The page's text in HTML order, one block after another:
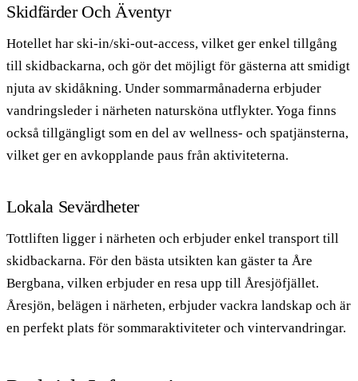
Skidfärder Och Äventyr
Hotellet har ski-in/ski-out-access, vilket ger enkel tillgång
till skidbackarna, och gör det möjligt för gästerna att smidigt
njuta av skidåkning. Under sommarmånaderna erbjuder
vandringsleder i närheten natursköna utflykter. Yoga finns
också tillgängligt som en del av wellness- och spatjänsterna,
vilket ger en avkopplande paus från aktiviteterna.
Lokala Sevärdheter
Tottliften ligger i närheten och erbjuder enkel transport till
skidbackarna. För den bästa utsikten kan gäster ta Åre
Bergbana, vilken erbjuder en resa upp till Åresjöfjället.
Åresjön, belägen i närheten, erbjuder vackra landskap och är
en perfekt plats för sommaraktiviteter och vintervandringar.